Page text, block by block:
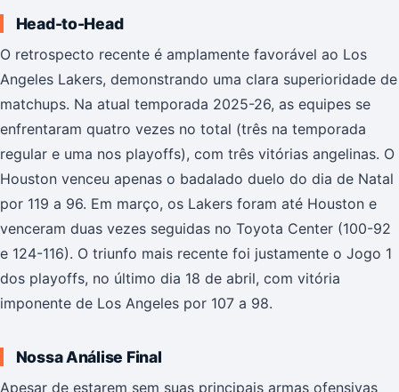
Head-to-Head
O retrospecto recente é amplamente favorável ao Los
Angeles Lakers, demonstrando uma clara superioridade de
matchups. Na atual temporada 2025-26, as equipes se
enfrentaram quatro vezes no total (três na temporada
regular e uma nos playoffs), com três vitórias angelinas. O
Houston venceu apenas o badalado duelo do dia de Natal
por 119 a 96. Em março, os Lakers foram até Houston e
venceram duas vezes seguidas no Toyota Center (100-92
e 124-116). O triunfo mais recente foi justamente o Jogo 1
dos playoffs, no último dia 18 de abril, com vitória
imponente de Los Angeles por 107 a 98.
Nossa Análise Final
Apesar de estarem sem suas principais armas ofensivas